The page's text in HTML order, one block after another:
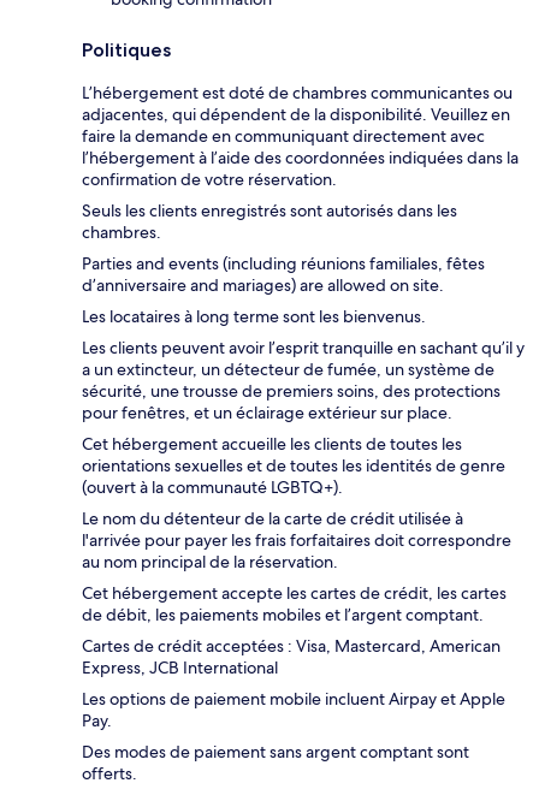
Politiques
L’hébergement est doté de chambres communicantes ou
adjacentes, qui dépendent de la disponibilité. Veuillez en
faire la demande en communiquant directement avec
l’hébergement à l’aide des coordonnées indiquées dans la
confirmation de votre réservation.
Seuls les clients enregistrés sont autorisés dans les
chambres.
Parties and events (including réunions familiales, fêtes
d’anniversaire and mariages) are allowed on site.
Les locataires à long terme sont les bienvenus.
Les clients peuvent avoir l’esprit tranquille en sachant qu’il y
a un extincteur, un détecteur de fumée, un système de
sécurité, une trousse de premiers soins, des protections
pour fenêtres, et un éclairage extérieur sur place.
Cet hébergement accueille les clients de toutes les
orientations sexuelles et de toutes les identités de genre
(ouvert à la communauté LGBTQ+).
Le nom du détenteur de la carte de crédit utilisée à
l'arrivée pour payer les frais forfaitaires doit correspondre
au nom principal de la réservation.
Cet hébergement accepte les cartes de crédit, les cartes
de débit, les paiements mobiles et l’argent comptant.
Cartes de crédit acceptées : Visa, Mastercard, American
Express, JCB International
Les options de paiement mobile incluent Airpay et Apple
Pay.
Des modes de paiement sans argent comptant sont
offerts.